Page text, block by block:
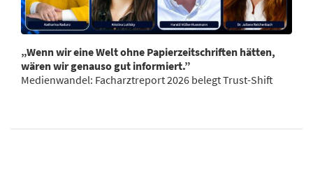
„Wenn wir eine Welt ohne Papierzeitschriften hätten,
wären wir genauso gut informiert.”
Medienwandel: Facharztreport 2026 belegt Trust-Shift